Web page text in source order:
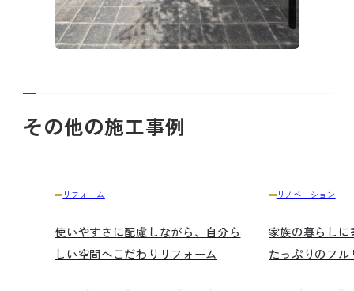
その他の施工事例
リフォーム
使いやすさに配慮しながら、自分ら
しい空間へこだわりリフォーム
リノベーション
家族の暮らし
たっぷりのフ